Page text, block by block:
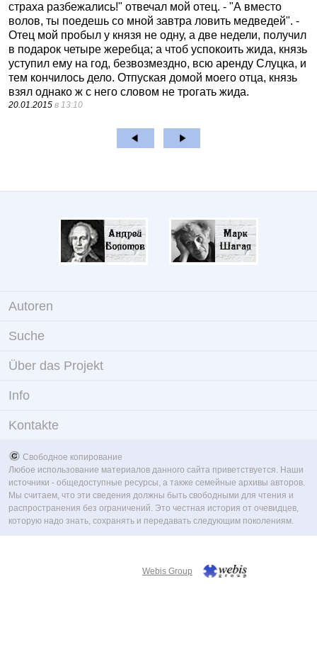
страха разбежались!" отвечал мой отец. - "А вместо
волов, ты поедешь со мной завтра ловить медведей". -
Отец мой пробыл у князя не одну, а две недели, получил
в подарок четыре жеребца; а чтоб успокоить жида, князь
уступил ему на год, безвозмездно, всю аренду Слуцка, и
тем кончилось дело. Отпуская домой моего отца, князь
взял однако ж с него словом не трогать жида.
20.01.2015 в 13:10
Autoren
Suche
Über das Projekt
Info
Kontakte
Свободное копирование
Любое использование материалов данного сайта приветствуется. Наши
источники - общедоступные ресурсы, а также семейные архивы авторов.
Мы считаем, что эти сведения должны быть свободными для чтения и
распространения без ограничений. Это честная история от очевидцев,
которую надо знать, сохранять и передавать следующим поколениям.
Webis Group